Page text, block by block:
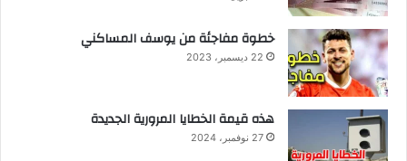
خطوة مفاجئة من يوسف المساكني
22 ديسمبر، 2023
هذه قيمة الخطايا المرورية الجديدة
27 نوفمبر، 2024